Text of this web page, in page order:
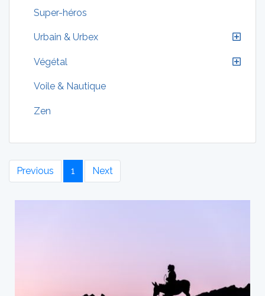
Super-héros
Urbain & Urbex
Végétal
Voile & Nautique
Zen
Previous 1 Next